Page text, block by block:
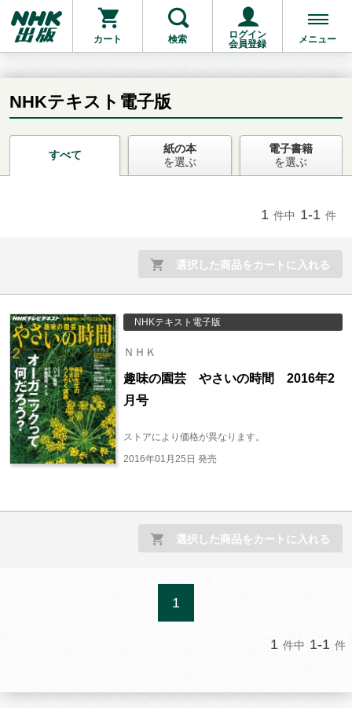
カート 検索
ログイン
会員登録
メニュー
お支払いに進む
NHKテキスト電子版
すべて
紙の本
を選ぶ
電子書籍
を選ぶ
1 件中 1-1 件
選択した商品をカートに入れる
NHKテキスト電子版
ＮＨＫ
趣味の園芸 やさいの時間 2016年2
月号
ストアにより価格が異なります。
2016年01月25日 発売
選択した商品をカートに入れる
1
1 件中 1-1 件